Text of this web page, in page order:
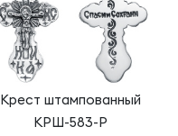
Крест штампованный
КРШ-583-Р